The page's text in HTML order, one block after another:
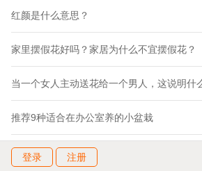
红颜是什么意思？
家里摆假花好吗？家居为什么不宜摆假花？
当一个女人主动送花给一个男人，这说明什
推荐9种适合在办公室养的小盆栽
登录 注册